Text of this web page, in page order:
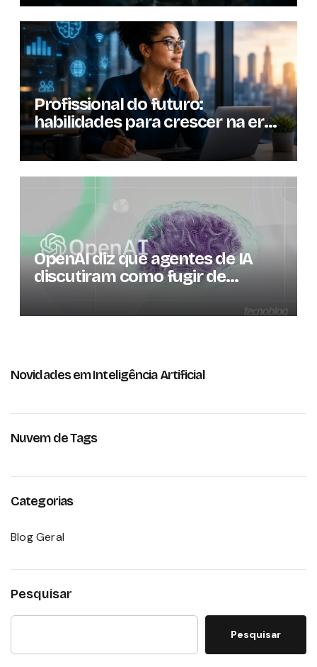
Profissional do futuro:
habilidades para crescer na era
da inteligência artificial
OpenAI diz que agentes de IA
discutiram como fugir de
Novidades em Inteligência Artificial
Nuvem de Tags
Categorias
Blog Geral
Pesquisar
Pesquisar